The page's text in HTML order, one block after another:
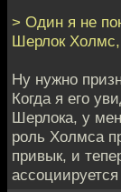
> Один я не
Шерлок
Ну нужно
Когда я его
Шерлока, у
роль Холмса
привык, и